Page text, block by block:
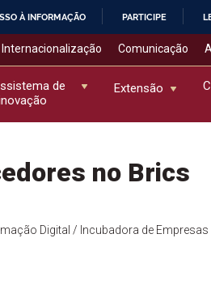
À INFORMAÇÃO PARTICIPE
Internacionalização Comunicação
de
Extensão
no Brics
Digital / Incubadora de Empresas